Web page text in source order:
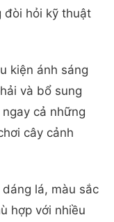
đòi hỏi kỹ thuật
kiện ánh sáng
và bổ sung
cả những
cây cảnh
lá, màu sắc
hợp với nhiều